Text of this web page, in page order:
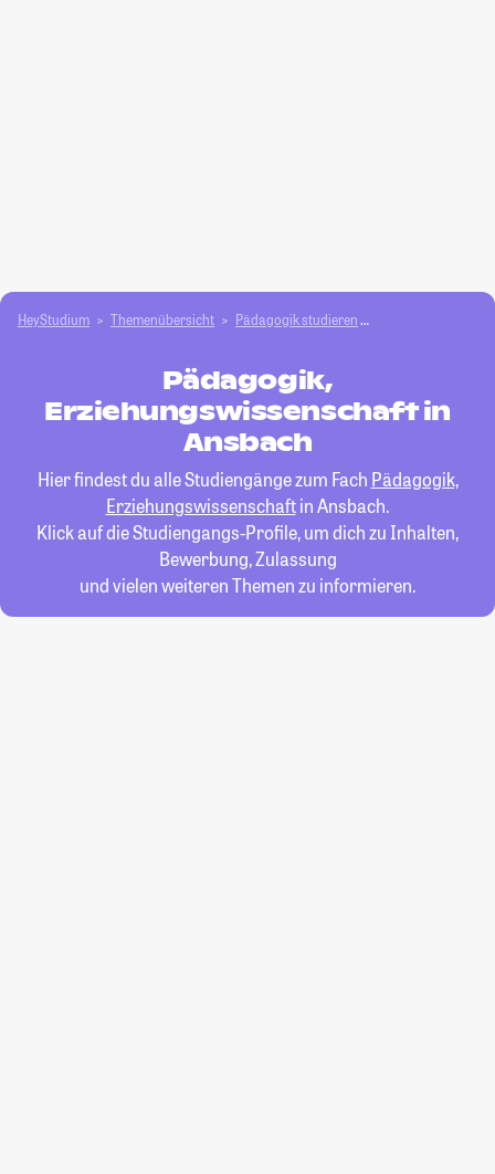
HeyStudium Themenübersicht Pädagogik studieren
Pädagogik,
Erziehungswissenschaft in
Ansbach
Hier findest du alle Studiengänge zum Fach Pädagogik,
Erziehungswissenschaftin Ansbach.
Klick auf die Studiengangs-Profile, um dich zu Inhalten,
Bewerbung, Zulassung
und vielen weiteren Themen zu informieren.